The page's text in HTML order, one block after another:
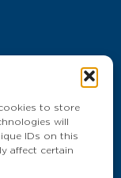
to store
will
IDs on this
affect certain